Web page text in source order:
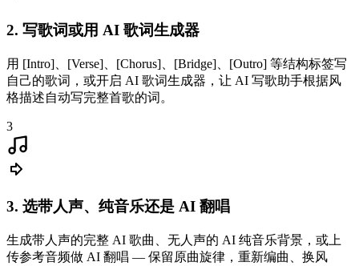
2. 写歌词或用 AI 歌词生成器
用 [Intro]、[Verse]、[Chorus]、[Bridge]、[Outro] 等结构标签写
自己的歌词，或开启 AI 歌词生成器，让 AI 写歌助手根据风
格描述自动写完整首歌的词。
3
3. 选带人声、纯音乐还是 AI 翻唱
生成带人声的完整 AI 歌曲、无人声的 AI 纯音乐背景，或上
传参考音频做 AI 翻唱 — 保留原曲旋律，重新编曲、换风